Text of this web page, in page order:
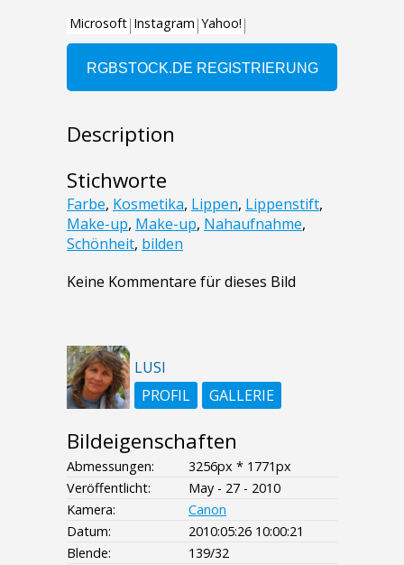
Description
Stichworte
Farbe, Kosmetika, Lippen, Lippenstift,
Make-up, Make-up, Nahaufnahme,
Schönheit, bilden
Keine Kommentare für dieses Bild
LUSI
PROFIL
GALLERIE
Bildeigenschaften
Abmessungen:
3256px * 1771px
Veröffentlicht:
May - 27 - 2010
Kamera:
Canon
Datum:
2010:05:26 10:00:21
Blende:
139/32